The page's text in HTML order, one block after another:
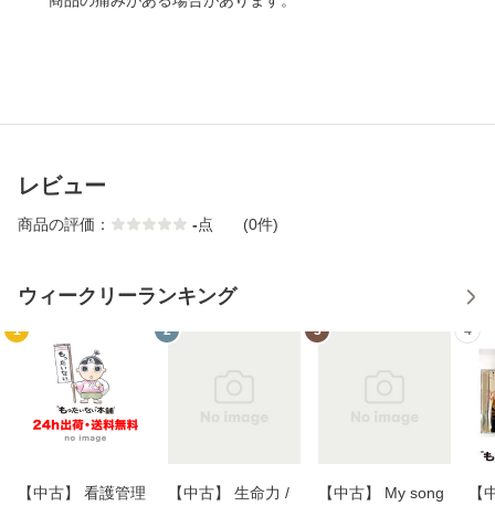
レビュー
商品の評価： -点 (0件)
ウィークリーランキング
1
【中古】 看護管理
2
【中古】 生命力 /
3
【中古】 My song
4
【